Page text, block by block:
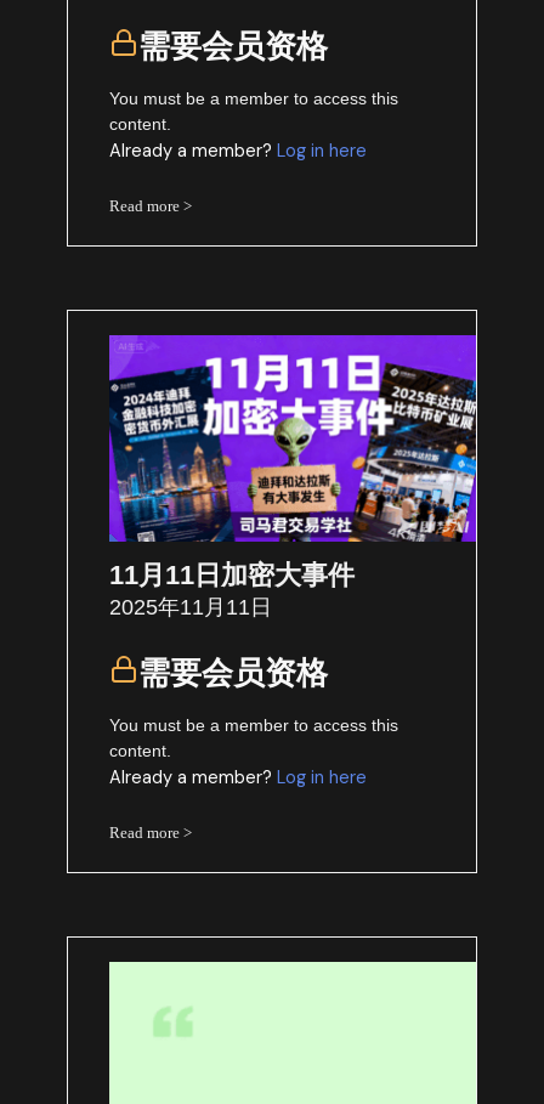
需要会员资格
You must be a member to access this
content.
Already a member?Log in here
Read more >
11月11日加密大事件
2025年11月11日
需要会员资格
You must be a member to access this
content.
Already a member?Log in here
Read more >